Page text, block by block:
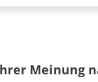
Meinung